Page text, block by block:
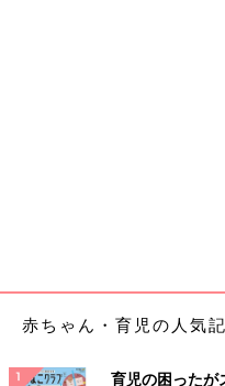
妊娠中に購入したクマのおも
赤ちゃん・育児の人気
育児の困ったが